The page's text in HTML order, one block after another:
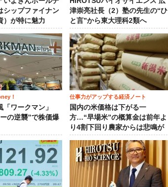
シップファイナン
）が特に魅力
津崇亮社長（2）塾の先生の“ひ
と言”から東大理科2類へ
！
ワークマン」
の逆襲”で株価爆
仕事力がアップする経済ノート
国内の米価格は下がる一
方…“早場米”の概算金は前年よ
り4割下回り農家からは悲鳴が